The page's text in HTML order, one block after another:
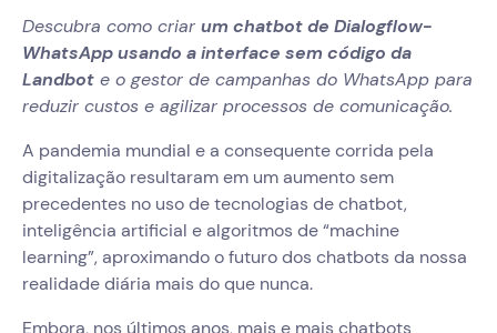
Descubra como criar um chatbot de Dialogflow-
WhatsApp usando a interface sem código da
Landbot e o gestor de campanhas do WhatsApp para
reduzir custos e agilizar processos de comunicação.
‍A pandemia mundial e a consequente corrida pela
digitalização resultaram em um aumento sem
precedentes no uso de tecnologias de chatbot,
inteligência artificial e algoritmos de “machine
learning”, aproximando o futuro dos chatbots da nossa
realidade diária mais do que nunca.
Embora, nos últimos anos, mais e mais chatbots